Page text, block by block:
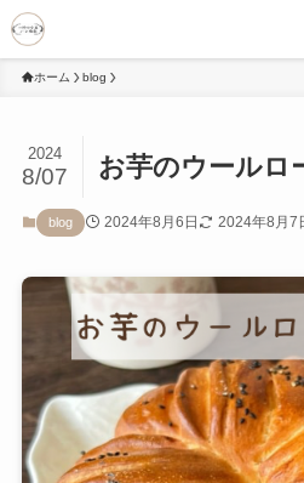
ホーム blog
お芋のウールロ
2024
8/07
blog 2024年8月6日 2024年8月7